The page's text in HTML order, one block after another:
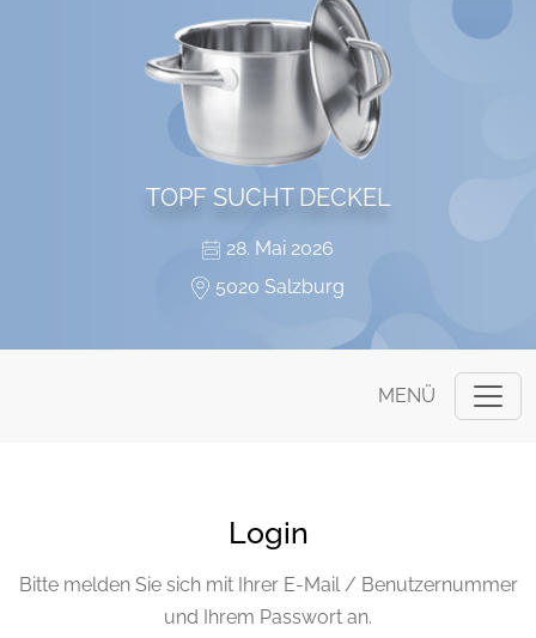
TOPF SUCHT DECKEL
28. Mai 2026
5020 Salzburg
MENÜ
Login
Bitte melden Sie sich mit Ihrer E-Mail / Benutzernummer
und Ihrem Passwort an.